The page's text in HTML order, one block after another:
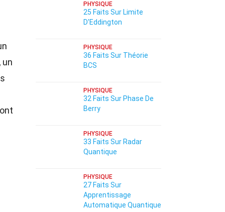
un
PHYSIQUE
25 Faits Sur Limite
D'Eddington
PHYSIQUE
36 Faits Sur Théorie
BCS
PHYSIQUE
32 Faits Sur Phase De
Berry
PHYSIQUE
33 Faits Sur Radar
Quantique
PHYSIQUE
27 Faits Sur
Apprentissage
Automatique Quantique